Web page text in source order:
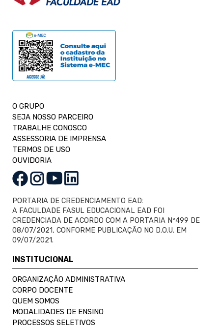
O GRUPO
SEJA NOSSO PARCEIRO
TRABALHE CONOSCO
ASSESSORIA DE IMPRENSA
TERMOS DE USO
OUVIDORIA
PORTARIA DE CREDENCIAMENTO EAD:
A FACULDADE FASUL EDUCACIONAL EAD FOI
CREDENCIADA DE ACORDO COM A PORTARIA Nº499 DE
08/07/2021, CONFORME PUBLICAÇÃO NO D.O.U. EM
09/07/2021.
INSTITUCIONAL
ORGANIZAÇÃO ADMINISTRATIVA
CORPO DOCENTE
QUEM SOMOS
MODALIDADES DE ENSINO
PROCESSOS SELETIVOS